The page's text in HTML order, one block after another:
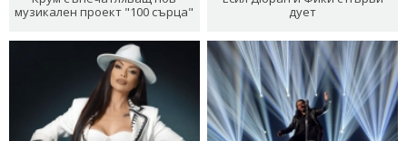
музикален проект "100 сърца"
дует